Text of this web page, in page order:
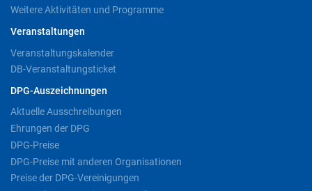
Weitere Aktivitäten und Programme
Veranstaltungen
Veranstaltungskalender
DB-Veranstaltungsticket
DPG-Auszeichnungen
Aktuelle Ausschreibungen
Ehrungen der DPG
DPG-Preise
DPG-Preise mit anderen Organisationen
Preise der DPG-Vereinigungen